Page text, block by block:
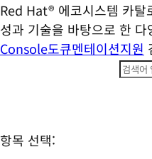
Red Hat® 에코시스템 카탈
성과 기술을 바탕으로 한
Console도큐멘테이션지원
항목 선택: